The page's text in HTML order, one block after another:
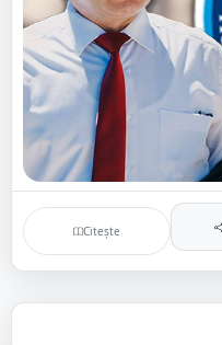
Citește